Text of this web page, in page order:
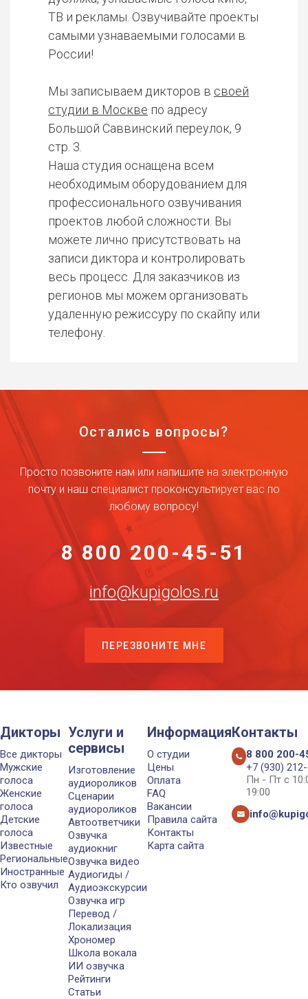
ТВ и рекламы. Озвучивайте проекты
самыми узнаваемыми голосами в
России!
Мы записываем дикторов в своей
студии в Москве по адресу
Большой Саввинский переулок, 9
стр. 3.
Наша студия оснащена всем
необходимым оборудованием для
профессионального озвучивания
проектов любой сложности. Вы
можете лично присутствовать на
записи диктора и контролировать
весь процесс. Для заказчиков из
регионов мы можем организовать
удаленную режиссуру по скайпу или
телефону.
Остались вопросы?
Просто позвоните нам или напишите на электронную
почту и наш специалист проконсультирует вас по
любому вопросу!
8 800 200-45-51
info@kupigolos.ru
ПЕРЕЗВОНИТЕ МНЕ
Дикторы
Все дикторы
Мужские
голоса
Женские
голоса
Детские
голоса
Известные
Региональные
Иностранные
Кто озвучил
Услуги и
сервисы
Изготовление
аудиороликов
Сценарии
аудиороликов
Автоответчики
Озвучка
аудиокниг
Озвучка видео
Аудиогиды /
Аудиоэкскурсии
Озвучка игр
Перевод /
Локализация
Хрономер
Школа вокала
ИИ озвучка
Рейтинги
Статьи
Информация
О студии
Цены
Оплата
FAQ
Вакансии
Правила сайта
Контакты
Карта сайта
Контакты
8 800 200-
+7 (930)
Пн - Пт с
19:00